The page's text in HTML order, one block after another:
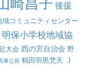
後援
域コミュニティセンター
明保小学校地域協
大会 西の宮自治会 野
事公苑 鶴田羽黒梵天
Ｊ